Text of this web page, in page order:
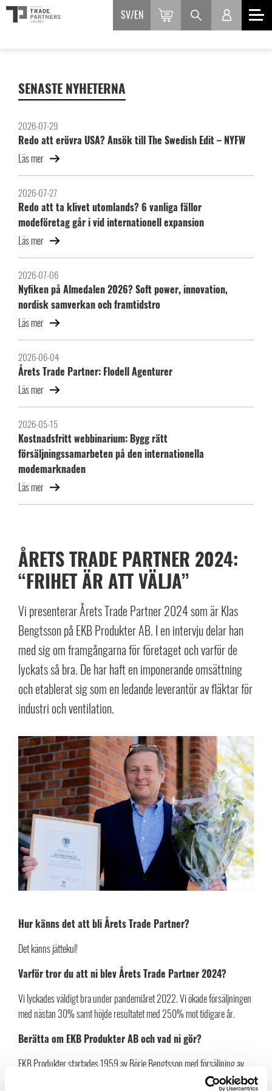
SV EN
SENASTE NYHETERNA
2026-07-29
Redo att erövra USA? Ansök till The Swedish Edit – NYFW
Läs mer
2026-07-27
Redo att ta klivet utomlands? 6 vanliga fällor
modeföretag går i vid internationell expansion
Läs mer
2026-07-06
Nyfiken på Almedalen 2026? Soft power, innovation,
nordisk samverkan och framtidstro
Läs mer
2026-06-04
Årets Trade Partner: Flodell Agenturer
Läs mer
2026-05-15
Kostnadsfritt webbinarium: Bygg rätt
försäljningssamarbeten på den internationella
modemarknaden
Läs mer
ÅRETS TRADE PARTNER 2024:
“FRIHET ÄR ATT VÄLJA”
Vi presenterar Årets Trade Partner 2024 som är Klas
Bengtsson på EKB Produkter AB. I en intervju delar han
med sig om framgångarna för företaget och varför de
lyckats så bra. De har haft en imponerande omsättning
och etablerat sig som en ledande leverantör av fläktar för
industri och ventilation.
Hur känns det att bli Årets Trade Partner?
Det känns jättekul!
Varför tror du att ni blev Årets Trade Partner 2024?
Vi lyckades väldigt bra under pandemiåret 2022. Vi ökade försäljningen
med nästan 30% samt höjde resultatet med 250% mot tidigare år.
Berätta om EKB Produkter AB och vad ni gör?
EKB Produkter startades 1959 av Börje Bengtsson med försäljning av
elektronikkomponenter. Det har sedan introduktionen av elektronikfläktar